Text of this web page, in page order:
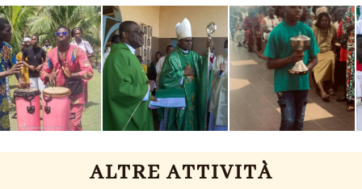
ALTRE ATTIVITÀ